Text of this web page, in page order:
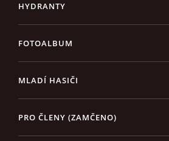
HYDRANTY
FOTOALBUM
MLADÍ HASIČI
PRO ČLENY (ZAMČENO)